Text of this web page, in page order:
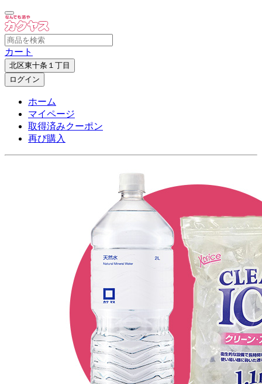
カート
北区東十条１丁目
ログイン
ホーム
マイページ
取得済みクーポン
再び購入